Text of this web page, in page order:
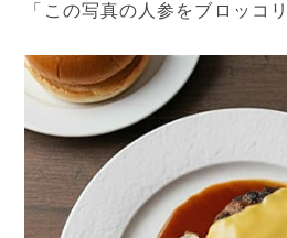
「この写真の人参をブロッコ